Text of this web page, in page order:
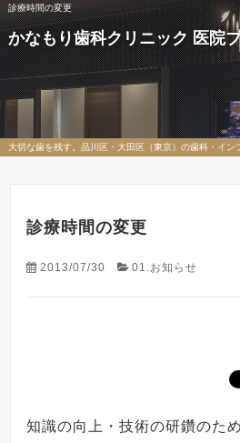
診療時間の変更
かなもり歯科クリニック 医院
大切な歯を残す。品川区・大田区（東京）の歯科・イン
診療時間の変更
2013/07/30 01.お知らせ
知識の向上・技術の研鑽のため